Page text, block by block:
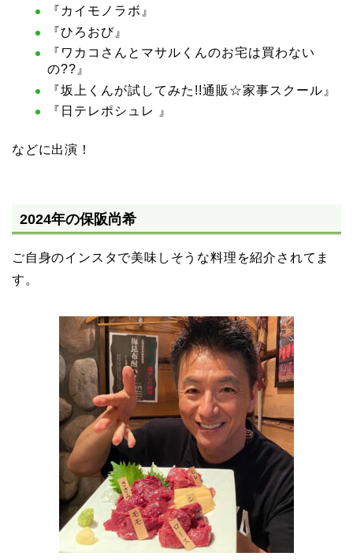
『カイモノラボ』
『ひろおび』
『ワカコさんとマサルくんのお宅は買わない
の??』
『坂上くんが試してみた!!通販☆家事スクール』
『日テレポシュレ 』
などに出演！
2024年の保阪尚希
ご自身のインスタで美味しそうな料理を紹介されてま
す。